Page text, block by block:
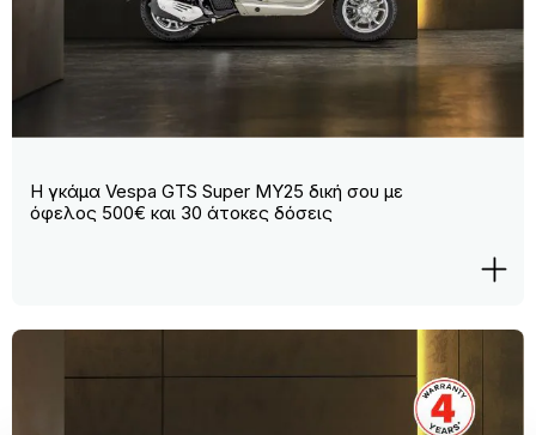
Η γκάμα Vespa GTS Super MY25 δική σου με
όφελος 500€ και 30 άτοκες δόσεις